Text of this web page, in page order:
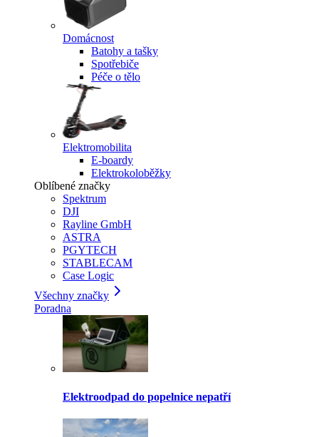
Domácnost
Batohy a tašky
Spotřebiče
Péče o tělo
Elektromobilita
E-boardy
Elektrokoloběžky
Oblíbené značky
Spektrum
DJI
Rayline GmbH
ASTRA
PGYTECH
STABLECAM
Case Logic
Všechny značky
Poradna
Elektroodpad do popelnice nepatří